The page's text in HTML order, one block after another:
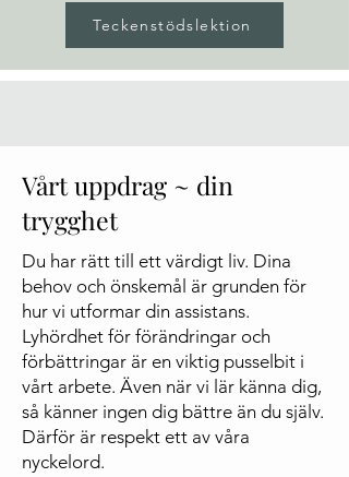
Teckenstödslektion
Vårt uppdrag ~ din
trygghet
Du har rätt till ett värdigt liv. Dina
behov och önskemål är grunden för
hur vi utformar din assistans.
Lyhördhet för förändringar och
förbättringar är en viktig pusselbit i
vårt arbete. Även när vi lär känna dig,
så känner ingen dig bättre än du själv.
Därför är respekt ett av våra
nyckelord.